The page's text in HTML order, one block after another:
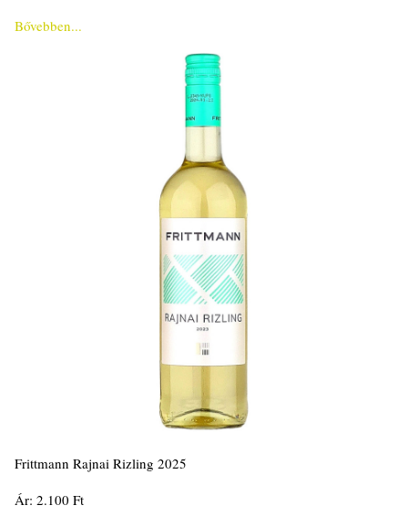
Bővebben...
Frittmann Rajnai Rizling 2025
Ár: 2.100 Ft